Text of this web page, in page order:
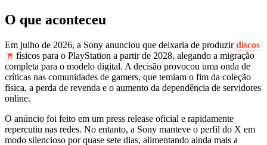
O que aconteceu
Em julho de 2026, a Sony anunciou que deixaria de produzirdiscos
físicos para o PlayStation a partir de 2028, alegando a migração
completa para o modelo digital. A decisão provocou uma onda de
críticas nas comunidades de gamers, que temiam o fim da coleção
física, a perda de revenda e o aumento da dependência de servidores
online.
O anúncio foi feito em um press release oficial e rapidamente
repercutiu nas redes. No entanto, a Sony manteve o perfil do X em
modo silencioso por quase sete dias, alimentando ainda mais a